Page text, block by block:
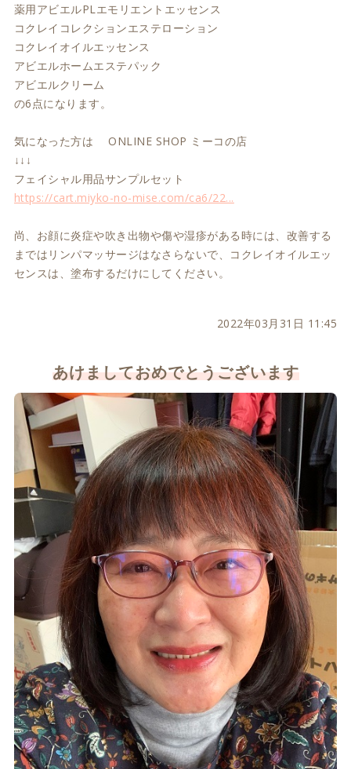
薬用アビエルPLエモリエントエッセンス
コクレイコレクションエステローション
コクレイオイルエッセンス
アビエルホームエステパック
アビエルクリーム
の6点になります。
気になった方は ONLINE SHOP ミーコの店
↓↓↓
フェイシャル用品サンプルセット
https://cart.miyko-no-mise.com/ca6/22...
尚、お顔に炎症や吹き出物や傷や湿疹がある時には、改善する
まではリンパマッサージはなさらないで、コクレイオイルエッ
センスは、塗布するだけにしてください。
2022年03月31日 11:45
あけましておめでとうございます